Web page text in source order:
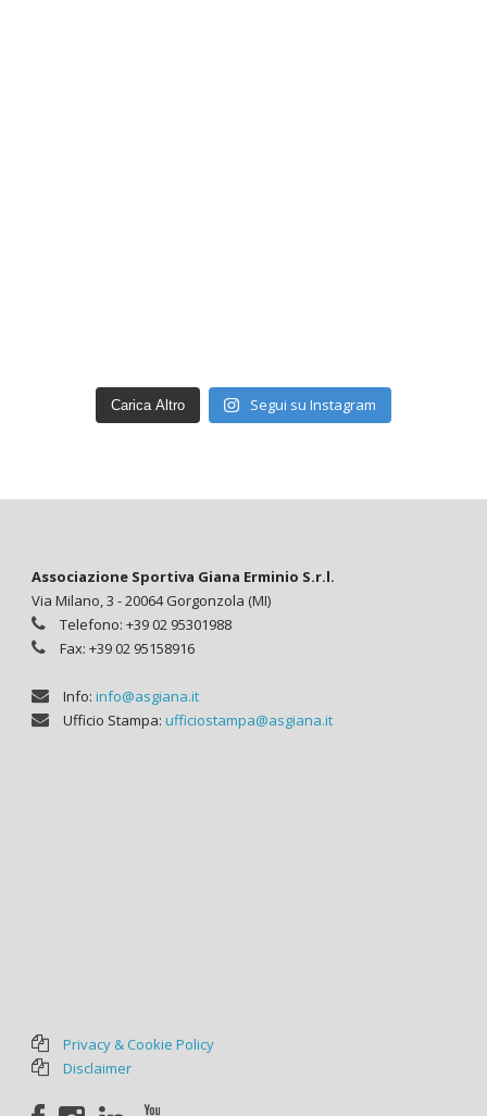
Carica Altro Segui su Instagram
Associazione Sportiva Giana Erminio S.r.l.
Via Milano, 3 - 20064 Gorgonzola (MI)
Telefono: +39 02 95301988
Fax: +39 02 95158916
Info: info@asgiana.it
Ufficio Stampa: ufficiostampa@asgiana.it
Privacy & Cookie Policy
Disclaimer